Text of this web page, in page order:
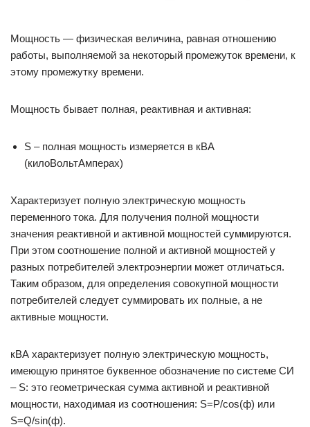
Мощность — физическая величина, равная отношению
работы, выполняемой за некоторый промежуток времени, к
этому промежутку времени.
Мощность бывает полная, реактивная и активная:
S – полная мощность измеряется в кВА
(килоВольтАмперах)
Характеризует полную электрическую мощность
переменного тока. Для получения полной мощности
значения реактивной и активной мощностей суммируются.
При этом соотношение полной и активной мощностей у
разных потребителей электроэнергии может отличаться.
Таким образом, для определения совокупной мощности
потребителей следует суммировать их полные, а не
активные мощности.
кВА характеризует полную электрическую мощность,
имеющую принятое буквенное обозначение по системе СИ
– S: это геометрическая сумма активной и реактивной
мощности, находимая из соотношения: S=P/cos(ф) или
S=Q/sin(ф).